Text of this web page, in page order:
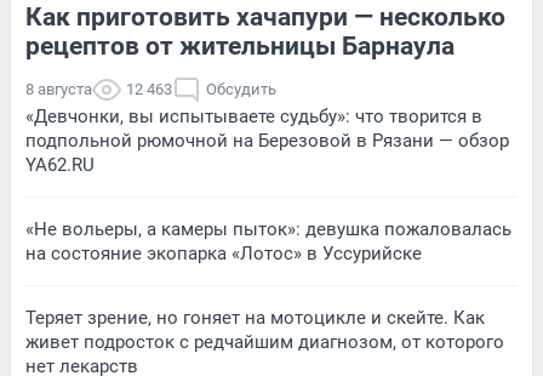
Как приготовить хачапури — несколько
рецептов от жительницы Барнаула
8 августа 12 463 Обсудить
«Девчонки, вы испытываете судьбу»: что творится в
подпольной рюмочной на Березовой в Рязани — обзор
YA62.RU
«Не вольеры, а камеры пыток»: девушка пожаловалась
на состояние экопарка «Лотос» в Уссурийске
Теряет зрение, но гоняет на мотоцикле и скейте. Как
живет подросток с редчайшим диагнозом, от которого
нет лекарств